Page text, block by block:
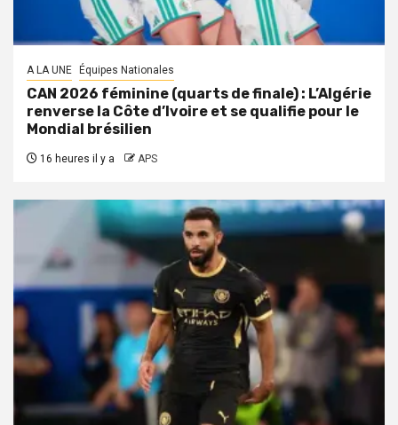
A LA UNE Équipes Nationales
CAN 2026 féminine (quarts de finale) : L’Algérie
renverse la Côte d’Ivoire et se qualifie pour le
Mondial brésilien
16 heures il y a APS